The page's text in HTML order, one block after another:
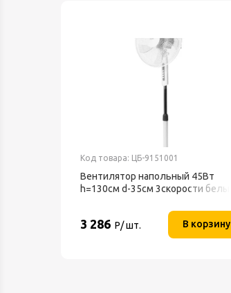
Код товара: ЦБ-9151001
Вентилятор напольный 45Вт
h=130см d-35см 3скорости белый
3 286 Р/ шт. В корзину